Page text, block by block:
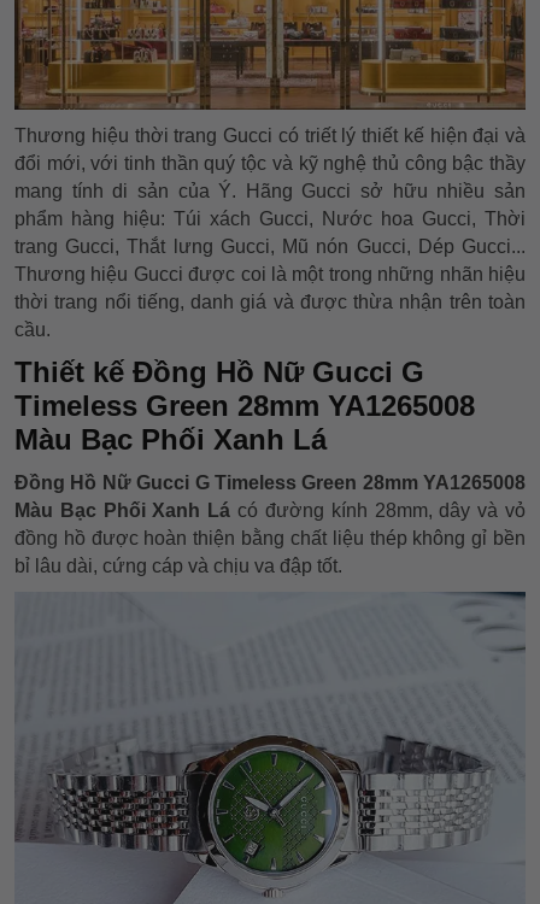
Thương hiệu thời trang Gucci có triết lý thiết kế hiện đại và
đổi mới, với tinh thần quý tộc và kỹ nghệ thủ công bậc thầy
mang tính di sản của Ý. Hãng Gucci sở hữu nhiều sản
phẩm hàng hiệu: Túi xách Gucci, Nước hoa Gucci, Thời
trang Gucci, Thắt lưng Gucci, Mũ nón Gucci, Dép Gucci...
Thương hiệu Gucci được coi là một trong những nhãn hiệu
thời trang nổi tiếng, danh giá và được thừa nhận trên toàn
cầu.
Thiết kế Đồng Hồ Nữ Gucci G
Timeless Green 28mm YA1265008
Màu Bạc Phối Xanh Lá
Đồng Hồ Nữ Gucci G Timeless Green 28mm YA1265008
Màu Bạc Phối Xanh Lácó đường kính 28mm, dây và vỏ
đồng hồ được hoàn thiện bằng chất liệu thép không gỉ bền
bỉ lâu dài, cứng cáp và chịu va đập tốt.